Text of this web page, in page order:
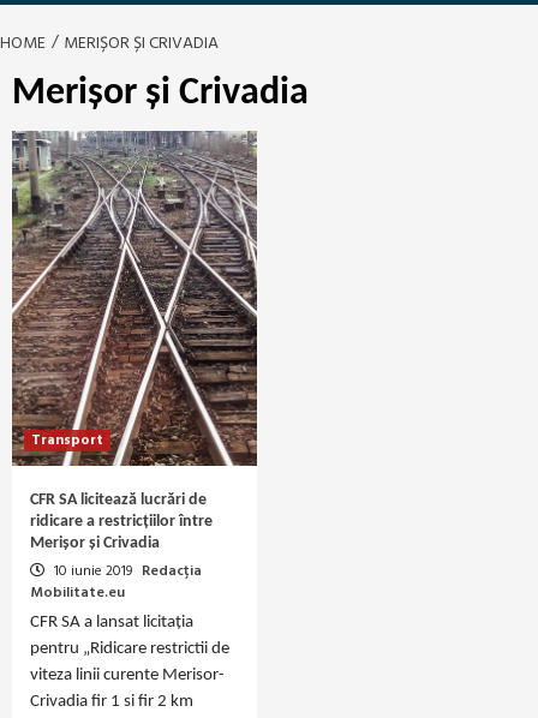
HOME MERIȘOR ȘI CRIVADIA
Merișor și Crivadia
Transport
CFR SA licitează lucrări de
ridicare a restricțiilor între
Merișor și Crivadia
10 iunie 2019 Redacția
Mobilitate.eu
CFR SA a lansat licitația
pentru „Ridicare restrictii de
viteza linii curente Merisor-
Crivadia fir 1 si fir 2 km